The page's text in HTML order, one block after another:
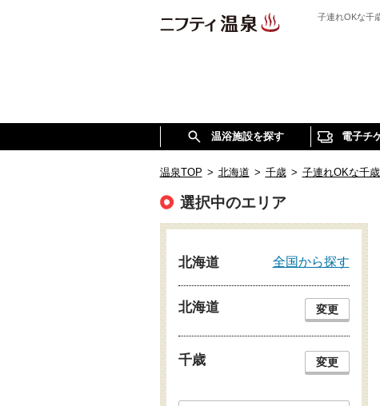
子連れOKな千
温浴施設を探す 電子チ
温泉TOP > 北海道 > 千歳 > 子連れOKな千
選択中のエリア
北海道 全国から探す
北海道 変更
千歳 変更